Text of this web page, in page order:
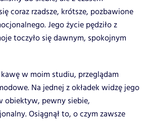
coraz rzadsze, krótsze, pozbawione
Jego życie pędziło z
toczyło się dawnym, spokojnym
w moim studiu, przeglądam
Na jednej z okładek widzę jego
obiektyw, pewny siebie,
Osiągnął to, o czym zawsze